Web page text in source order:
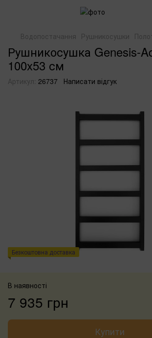
Водопостачання Рушникосушки
Рушникосушка Genesis-
100x53 см
Артикул: 26737 Написати відгук
Безкоштовна доставка
В наявності
7 935 грн
Купити